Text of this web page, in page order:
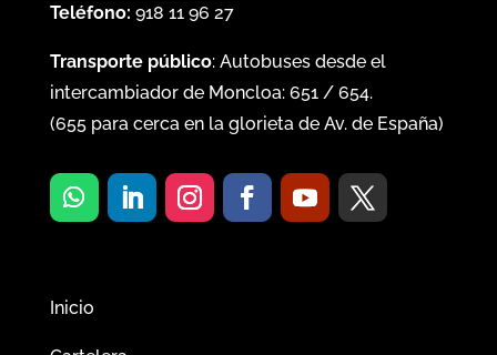
Teléfono: 918 11 96 27
Transporte público: Autobuses desde el
intercambiador de Moncloa: 651/ 654.
(655para cerca en la glorieta de Av. de España)
Inicio